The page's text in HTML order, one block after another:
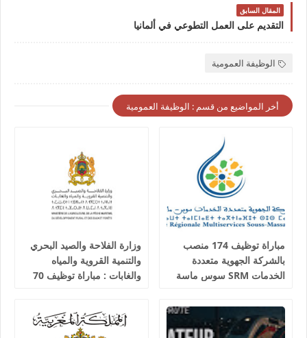
المقال السابق
التقديم على العمل التطوعي في ألمانيا
الوظيفة العمومية
أخر المواضيع من قسم : الوظيفة العمومية
مباراة توظيف 174 منصب
بالشركة الجهوية متعددة
الخدمات SRM سوس ماسة
وزارة الفلاحة والصيد البحري
والتنمية القروية والمياه
والغابات : مباراة توظيف 70